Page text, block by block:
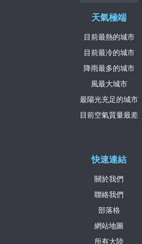
快速連結
關於我們
聯絡我們
部落格
網站地圖
所有大陸
天氣極端
目前最熱的城市
目前最冷的城市
降雨最多的城市
風最大城市
最陽光充足的城市
目前空氣質量最差